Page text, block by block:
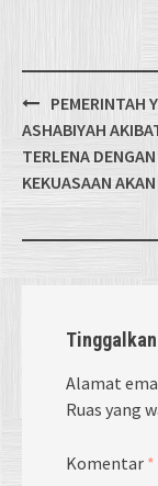
Post
navigation
PEMERINTAH
ASHABIYAH
TERLENA DENGAN
KEKUASAAN
Alamat
Ruas yang
Komentar *